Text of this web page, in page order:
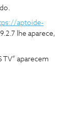
aptoide-
lhe aparece,
TV” aparecem